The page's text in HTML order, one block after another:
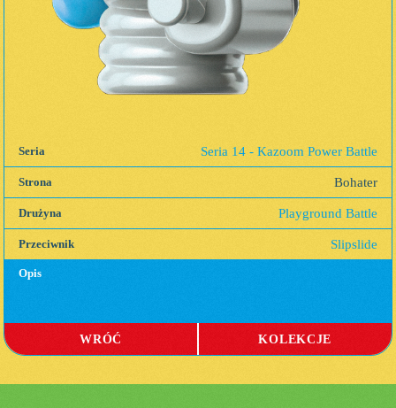
Seria Seria 14 - Kazoom Power Battle
Strona Bohater
Drużyna Playground Battle
Przeciwnik Slipslide
Opis
WRÓĆ KOLEKCJE